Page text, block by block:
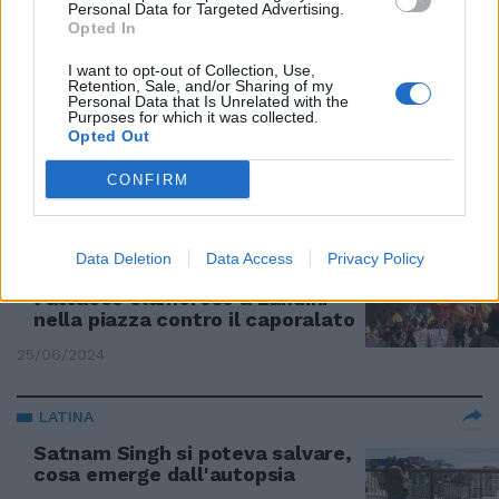
Personal Data for Targeted Advertising.
Opted In
I want to opt-out of Collection, Use,
Retention, Sale, and/or Sharing of my
Personal Data that Is Unrelated with the
Purposes for which it was collected.
Opted Out
CONFIRM
Data Deletion Data Access Privacy Policy
IL CASO DI LATINA
"Condotta disumana", arrestato
il datore di lavoro del bracciante
indiano
l'attacco clamoroso a Landini
nella piazza contro il caporalato
25/06/2024
LATINA
Satnam Singh si poteva salvare,
cosa emerge dall'autopsia